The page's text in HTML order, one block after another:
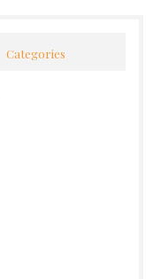
Categories